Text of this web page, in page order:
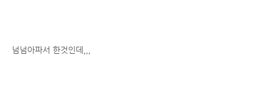
넘넘아파서 한것인데,,,